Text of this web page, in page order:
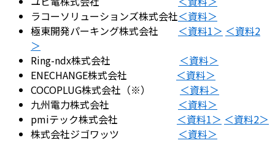
ラコーソリューションズ株式会社＜資料＞
極東開発パーキング株式会社 ＜資料1＞ ＜資料2
＞
Ring-ndx株式会社 ＜資料＞
ENECHANGE株式会社 ＜資料＞
COCOPLUG株式会社（※） ＜資料＞
九州電力株式会社 ＜資料＞
pmiテック株式会社 ＜資料1＞ ＜資料2＞
株式会社ジゴワッツ ＜資料＞